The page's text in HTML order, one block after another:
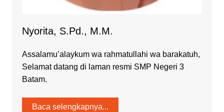
Nyorita, S.Pd., M.M.
Assalamu’alaykum wa rahmatullahi wa barakatuh,
Selamat datang di laman resmi SMP Negeri 3
Batam.
Baca selengkapnya...